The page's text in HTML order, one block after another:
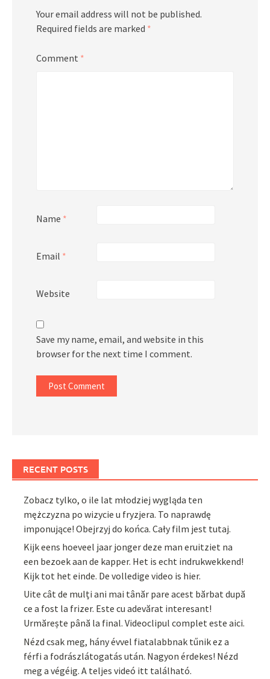
Your email address will not be published.
Required fields are marked *
Comment *
Name *
Email *
Website
Save my name, email, and website in this
browser for the next time I comment.
RECENT POSTS
Zobacz tylko, o ile lat młodziej wygląda ten
mężczyzna po wizycie u fryzjera. To naprawdę
imponujące! Obejrzyj do końca. Cały film jest tutaj.
Kijk eens hoeveel jaar jonger deze man eruitziet na
een bezoek aan de kapper. Het is echt indrukwekkend!
Kijk tot het einde. De volledige video is hier.
Uite cât de mulți ani mai tânăr pare acest bărbat după
ce a fost la frizer. Este cu adevărat interesant!
Urmărește până la final. Videoclipul complet este aici.
Nézd csak meg, hány évvel fiatalabbnak tűnik ez a
férfi a fodrászlátogatás után. Nagyon érdekes! Nézd
meg a végéig. A teljes videó itt található.